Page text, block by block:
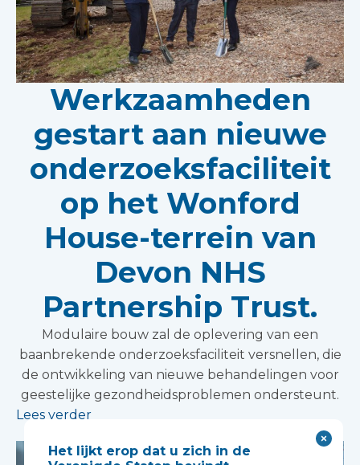
Werkzaamheden
gestart aan nieuwe
onderzoeksfaciliteit
op het Wonford
House-terrein van
Devon NHS
Partnership Trust.
Modulaire bouw zal de oplevering van een
baanbrekende onderzoeksfaciliteit versnellen, die
de ontwikkeling van nieuwe behandelingen voor
geestelijke gezondheidsproblemen ondersteunt.
Lees verder
Het lijkt erop dat u zich in de